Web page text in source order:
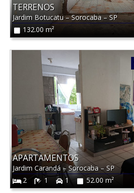
TERRENOS
Jardim Botucatu–Sorocaba–SP
132.00 m²
APARTAMENTOS
Jardim Carandá– Sorocaba–SP
2
1 1 52.00 m²